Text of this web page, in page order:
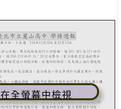
在全螢幕中檢視